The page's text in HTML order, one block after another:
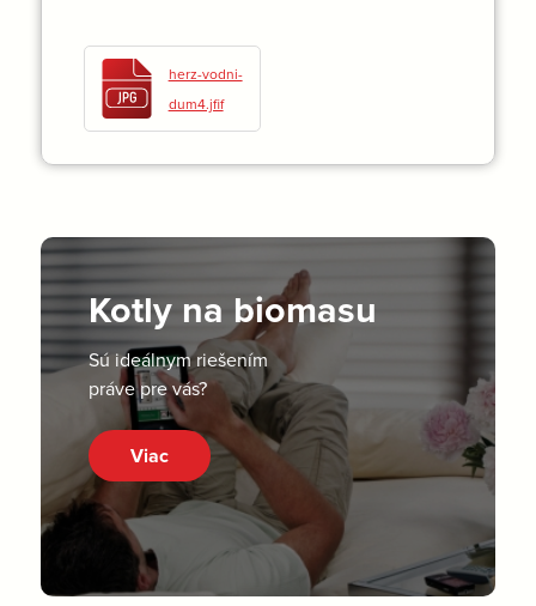
herz-vodni-
dum4.jfif
Kotly na biomasu
Sú ideálnym riešením
práve pre vás?
Viac